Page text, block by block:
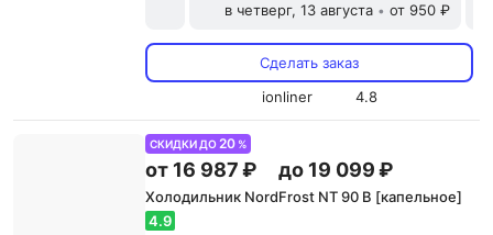
в четверг, 13 августа • от 950 ₽
Сделать заказ
ionliner
4.8
СКИДКИ ДО20 %
от 16 987 ₽ до 19 099 ₽
Холодильник NordFrost NT 90 B [капельное]
4.9